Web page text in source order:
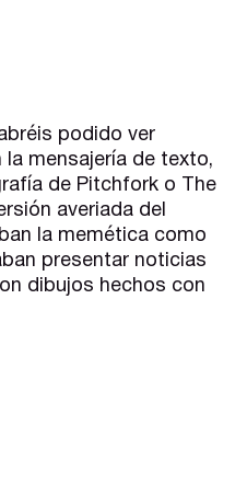
podido ver
mensajería de texto,
de Pitchfork o The
averiada del
la memética como
presentar noticias
dibujos hechos con